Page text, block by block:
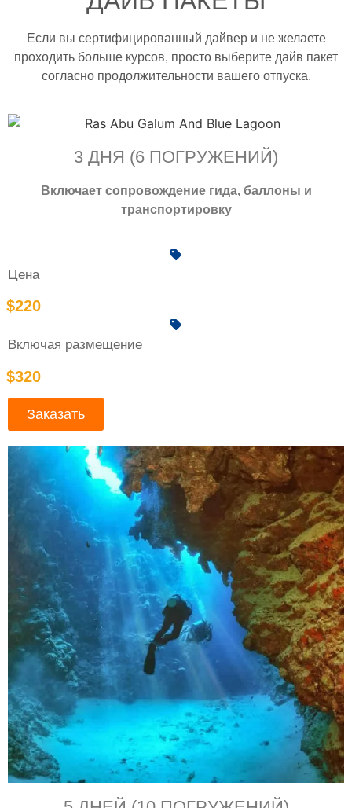
Если вы сертифицированный дайвер и не желаете
проходить больше курсов, просто выберите дайв пакет
согласно продолжительности вашего отпуска.
3 ДНЯ (6 ПОГРУЖЕНИЙ)
Включает сопровождение гида, баллоны и
транспортировку
Цена
$220
Включая размещение
$320
Заказать